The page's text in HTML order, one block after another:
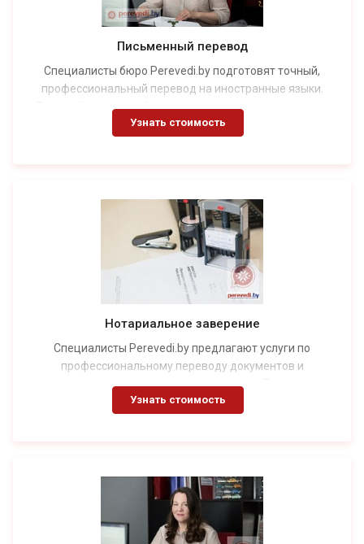
Письменный перевод
Специалисты бюро Perevedi.by подготовят точный,
профессиональный перевод на иностранные языки.
Быстрый заказ, удобные условия сотрудничества для
физлиц.
Узнать стоимость
Нотариальное заверение
Специалисты Perevedi.by предлагают услуги по
профессиональному переводу документов и
последующему заверению их у нотариуса. Гарантируем
бережное отношение к оригиналам. Опыт работы бюро
Узнать стоимость